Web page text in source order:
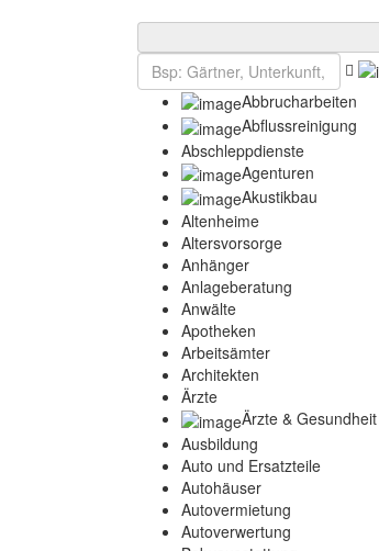
Abbrucharbeiten
Abflussreinigung
Abschleppdienste
Agenturen
Akustikbau
Altenheime
Altersvorsorge
Anhänger
Anlageberatung
Anwälte
Apotheken
Arbeitsämter
Architekten
Ärzte
Ärzte & Gesundheit
Ausbildung
Auto und Ersatzteile
Autohäuser
Autovermietung
Autoverwertung